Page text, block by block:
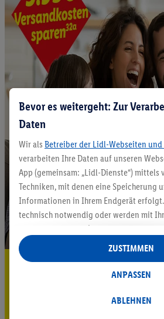
5.95 € Versand
Bevor es weitergeht: Zur
Daten
Wir als Betreiber der Lidl-Webseiten
verarbeiten Ihre Daten auf unseren
App (gemeinsam: „Lidl-Dienste“) mittels
Techniken, mit denen eine Speicherung
Informationen in Ihrem Endgerät
technisch notwendig oder werden mit
auch durch Partner (u.a.
Verantwortliche; im Zusammenhang mit
insgesamt
Statistik-Erstellung oder für
Datenverarbeitungen für personalisierte
ABLEHNEN
ANPASSEN
ZUSTIMMEN